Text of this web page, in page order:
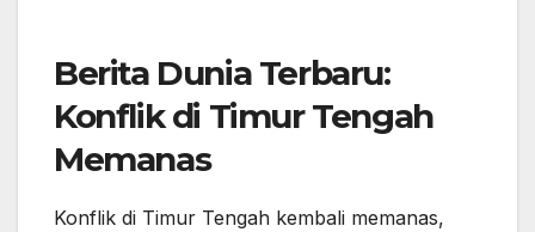
Berita Dunia Terbaru:
Konflik di Timur Tengah
Memanas
Konflik di Timur Tengah kembali memanas,